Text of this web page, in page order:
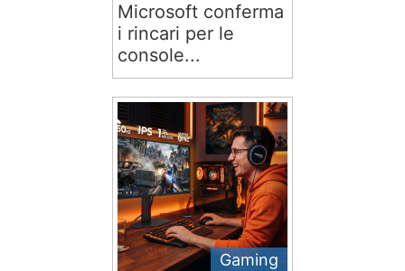
Microsoft conferma
i rincari per le
console...
Gaming